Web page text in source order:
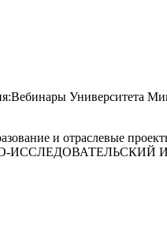
Университета
и отраслевые